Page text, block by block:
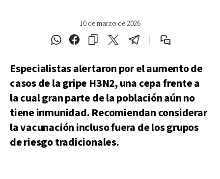
10 de marzo de 2026
Especialistas alertaron por el aumento de
casos de la gripe H3N2, una cepa frente a
la cual gran parte de la población aún no
tiene inmunidad. Recomiendan considerar
la vacunación incluso fuera de los grupos
de riesgo tradicionales.